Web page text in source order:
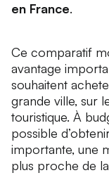
en France.
Ce comparatif
avantage
souhaitent
grande ville, sur
touristique. À
possible
importante, une
plus proche de